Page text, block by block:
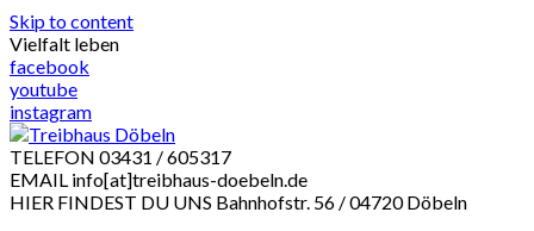
Skip to content
Vielfalt leben
facebook
youtube
instagram
TELEFON 03431 / 605317
EMAIL info[at]treibhaus-doebeln.de
HIER FINDEST DU UNS Bahnhofstr. 56 / 04720 Döbeln